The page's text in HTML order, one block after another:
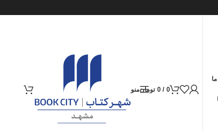
0
/
0 تومانمنو